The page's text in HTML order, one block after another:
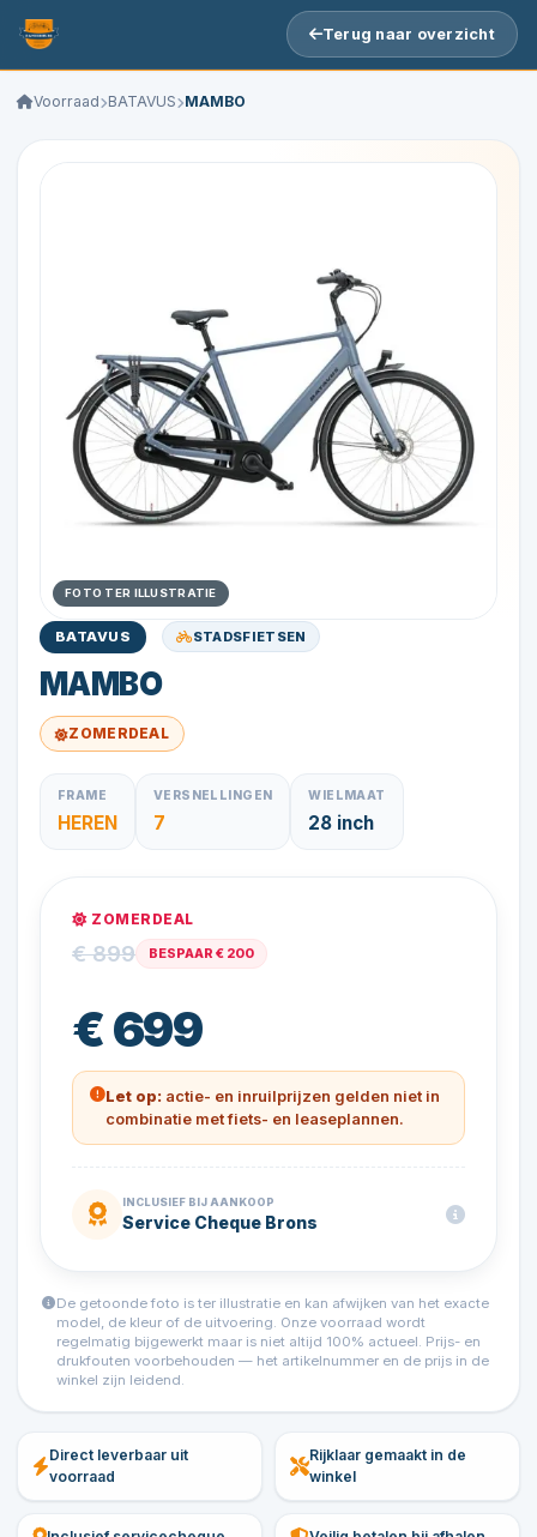
Terug naar overzicht
Voorraad BATAVUS MAMBO
FOTO TER ILLUSTRATIE
BATAVUS STADSFIETSEN
MAMBO
ZOMERDEAL
FRAME
HEREN
VERSNELLINGEN
7
WIELMAAT
28 inch
ZOMERDEAL
€ 899 BESPAAR € 200
€ 699
Let op: actie- en inruilprijzen gelden niet in
combinatie met fiets- en leaseplannen.
INCLUSIEF BIJ AANKOOP
Service Cheque Brons
De getoonde foto is ter illustratie en kan afwijken van het exacte
model, de kleur of de uitvoering. Onze voorraad wordt
regelmatig bijgewerkt maar is niet altijd 100% actueel. Prijs- en
drukfouten voorbehouden — het artikelnummer en de prijs in de
winkel zijn leidend.
Direct leverbaar uit
voorraad
Rijklaar gemaakt in de
winkel